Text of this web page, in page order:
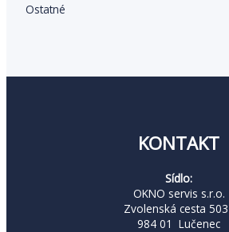
Ostatné
KONTAKT
Sídlo:
OKNO servis s.r.o.
Zvolenská cesta
984 01 Lučenec